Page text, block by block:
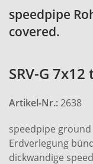
speedpipe
covered.
SRV-G 7x12
Artikel-Nr.: 2638
speedpipe
Erdverlegung
dickwandige